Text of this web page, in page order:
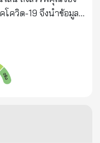
นานไปถ้าสะสมมาก ๆ
ห็ด
ริโภค กรม
านที่เกี่ยวข้องยังคง
ยของผลิตภัณฑ์
จการใช้วัตถุกันเสีย
.กำหนด ซึ่งผู้ผลิตจะ
ย และไม่ควรรับ
าน เพื่อป้องกันความ
จึงนำข้อมูลนี้
น แห่งประเทศไทย
ปทำให้เชื้อโรคไม่
ยาใดๆ ทั้งสิ้น ในการ
ช้ตอนนี้คือ ยาฟาวิรา